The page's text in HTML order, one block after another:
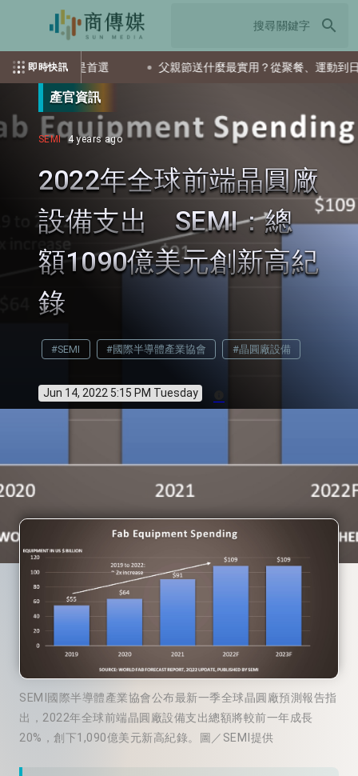
search
即時快訊
會是首選 父親節送什麼最實用？從聚餐、運動到日常營
產官資訊
SEMI 4 years ago
2022年全球前端晶圓廠
設備支出 SEMI：總
額1090億美元創新高紀
錄
#SEMI #國際半導體產業協會 #晶圓廠設備
Jun 14, 2022 5:15 PM Tuesday
SEMI國際半導體產業協會公布最新一季全球晶圓廠預測報告指
出，2022年全球前端晶圓廠設備支出總額將較前一年成長
20%，創下1,090億美元新高紀錄。圖／SEMI提供